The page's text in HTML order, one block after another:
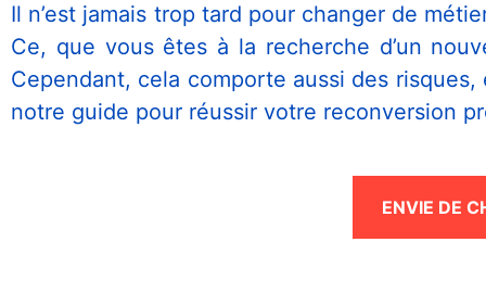
Il n’est jamais trop tard pour changer de
Ce, que vous êtes à la recherche d’un
Cependant, cela comporte aussi des
notre guide pour réussir votre reconversion
ENVIE DE